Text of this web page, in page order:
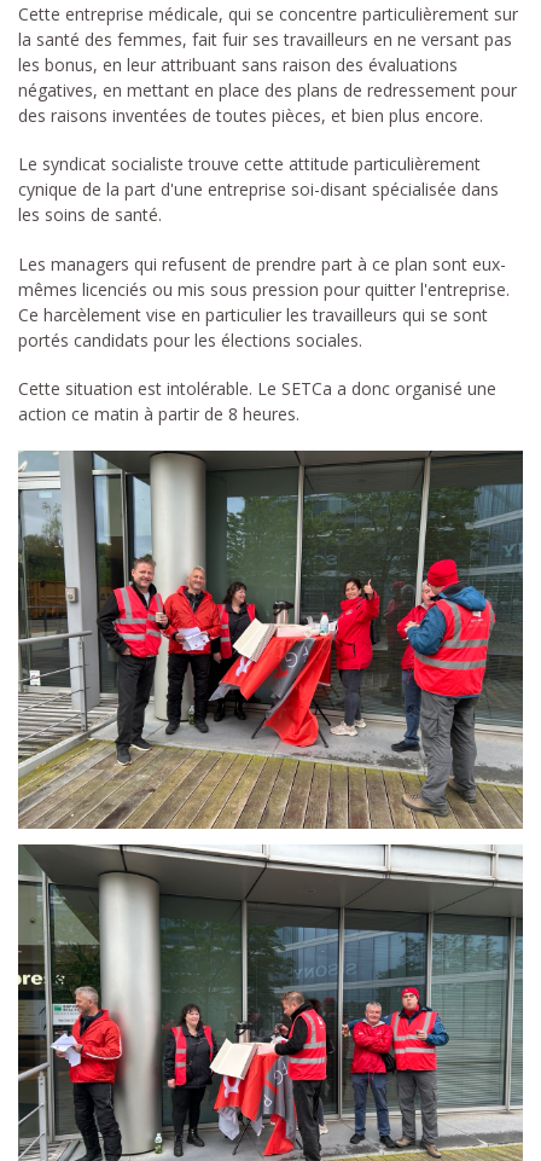
Cette entreprise médicale, qui se concentre particulièrement sur
la santé des femmes, fait fuir ses travailleurs en ne versant pas
les bonus, en leur attribuant sans raison des évaluations
négatives, en mettant en place des plans de redressement pour
des raisons inventées de toutes pièces, et bien plus encore.
Le syndicat socialiste trouve cette attitude particulièrement
cynique de la part d'une entreprise soi-disant spécialisée dans
les soins de santé.
Les managers qui refusent de prendre part à ce plan sont eux-
mêmes licenciés ou mis sous pression pour quitter l'entreprise.
Ce harcèlement vise en particulier les travailleurs qui se sont
portés candidats pour les élections sociales.
Cette situation est intolérable. Le SETCa a donc organisé une
action ce matin à partir de 8 heures.